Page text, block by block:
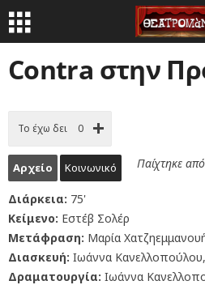
Contra στην
Το έχω δει 0
Αρχείο Κοινωνικό
Παίχτηκε
Διάρκεια: 75'
Κείμενο: Εστέβ Σολέρ
Μετάφραση: Μαρία
Διασκευή: Ιωάννα
Δραματουργία: Ιωάννα